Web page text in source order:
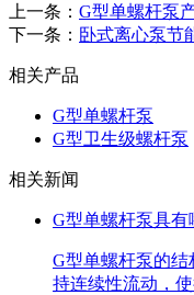
上一条： G型单螺杆泵
下一条： 卧式离心泵节
相关产品
G型单螺杆泵
G型卫生级螺杆泵
相关新闻
G型单螺杆泵具有
G型单螺杆泵的
持连续性流动，